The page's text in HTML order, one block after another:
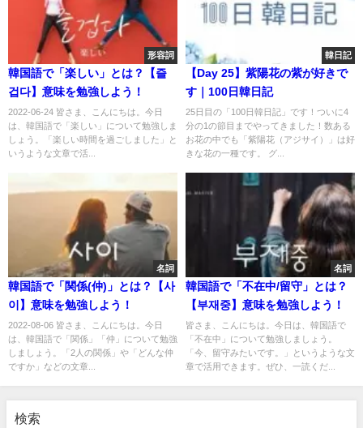
形容詞
韓国語で「楽しい」とは？【즐
겁다】意味を勉強しよう！
2022-06-24 皆さま、こんにちは。今日
は、韓国語で「楽しい」について勉強しま
しょう。「楽しい時間を過ごしました」と
いうような文章で活...
韓日記
【Day 25】紫陽花の紫が好きで
す｜100日韓日記
25日目の「100日韓日記」です！ついに4
分の1の節目までやってきました！数ある
お花の中でも「紫陽花（アジサイ）」は好
きな花の一種です。 グ...
名詞
韓国語で「関係(仲)」とは？【사
이】意味を勉強しよう！
2022-08-06 皆さま、こんにちは。今日
は、韓国語で「関係」「仲」について勉強
しましょう。「2人の関係」や「どんな仲
ですか」などの文章...
名詞
韓国語で「不在中/留守」とは？
【부재중】意味を勉強しよう！
皆さま、こんにちは。今日は、韓国語で
「不在中」について勉強しましょう。
「今、留守みたいです。」というような文
章で活用できます。ぜひ、一読くだ...
検索